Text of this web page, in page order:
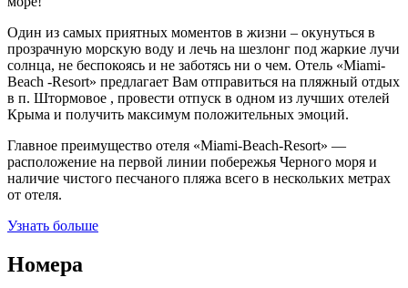
Один из самых приятных моментов в жизни – окунуться в
прозрачную морскую воду и лечь на шезлонг под жаркие лучи
солнца, не беспокоясь и не заботясь ни о чем. Отель «Miami-
Вeach -Resort» предлагает Вам отправиться на пляжный отдых
в п. Штормовое , провести отпуск в одном из лучших отелей
Крыма и получить максимум положительных эмоций.
Главное преимущество отеля «Miami-Вeach-Resort» —
расположение на первой линии побережья Черного моря и
наличие чистого песчаного пляжа всего в нескольких метрах
от отеля.
Узнать больше
Номера